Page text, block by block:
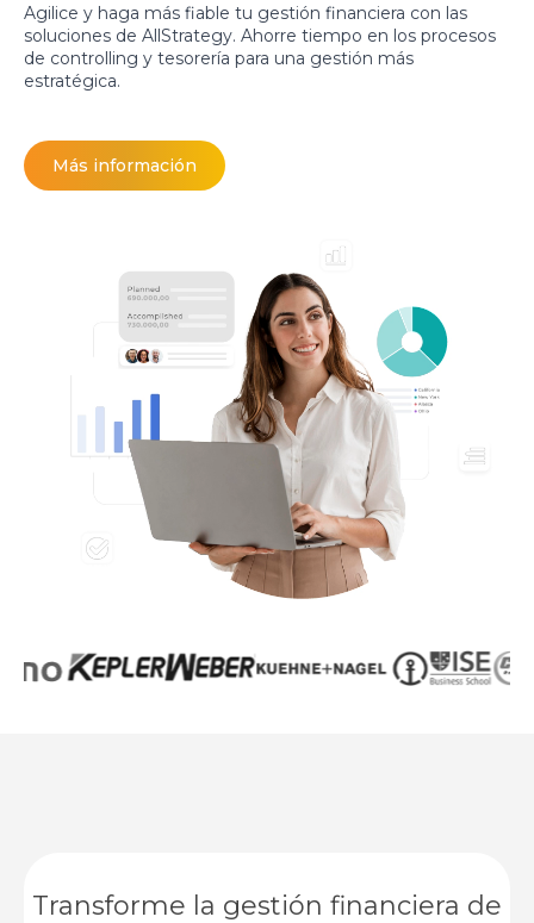
Agilice y haga más fiable tu gestión financiera con las
soluciones de AllStrategy. Ahorre tiempo en los procesos
de controlling y tesorería para una gestión más
estratégica.
Más información
Transforme la gestión financiera de